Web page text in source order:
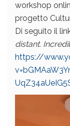
workshop
progetto
Di seguito il
distant.
https://